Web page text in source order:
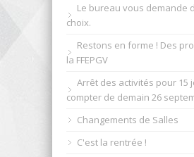
Le bureau vous demande
choix.
Restons en forme ! Des
la FFEPGV
Arrêt des activités pour 15
compter de demain 26
Changements de Salles
C'est la rentrée !